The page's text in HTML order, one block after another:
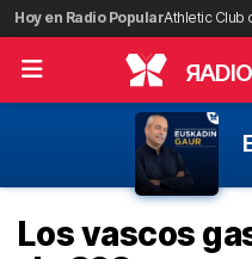
Saltar
al
contenido
Hoy en Radio PopularAthletic Club
R
Los vascos